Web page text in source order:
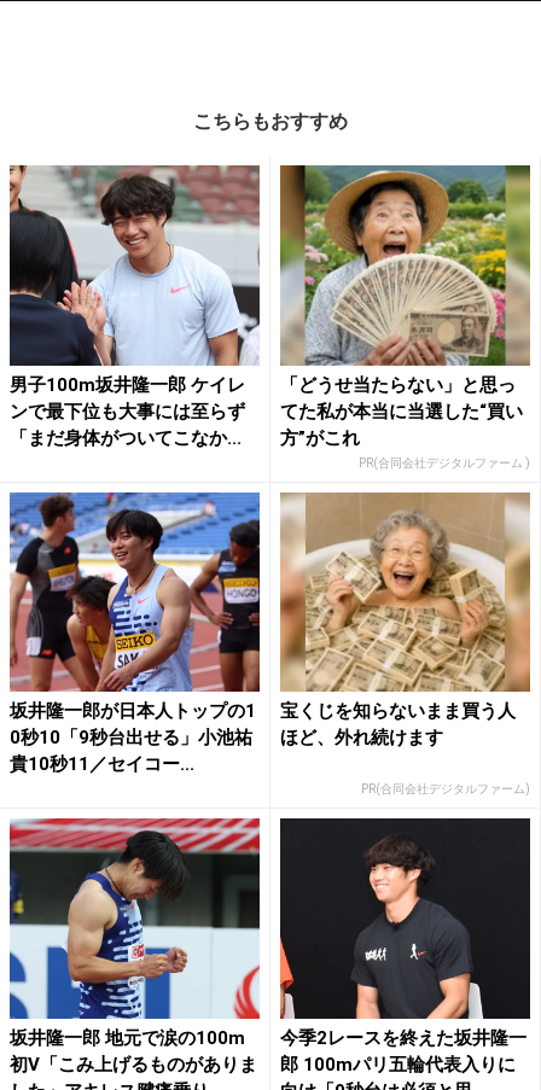
こちらもおすすめ
男子100m坂井隆一郎 ケイレ
ンで最下位も大事には至らず
「まだ身体がついてこなか...
「どうせ当たらない」と思っ
てた私が本当に当選した“買い
方”がこれ
PR(合同会社デジタルファーム )
坂井隆一郎が日本人トップの1
0秒10「9秒台出せる」小池祐
貴10秒11／セイコー...
宝くじを知らないまま買う人
ほど、外れ続けます
PR(合同会社デジタルファーム)
坂井隆一郎 地元で涙の100m
初V「こみ上げるものがありま
今季2レースを終えた坂井隆一
郎 100mパリ五輪代表入りに